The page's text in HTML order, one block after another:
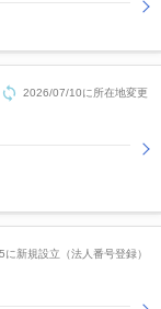
2026/07/10に所在地変更
新規設立（法人番号登録）